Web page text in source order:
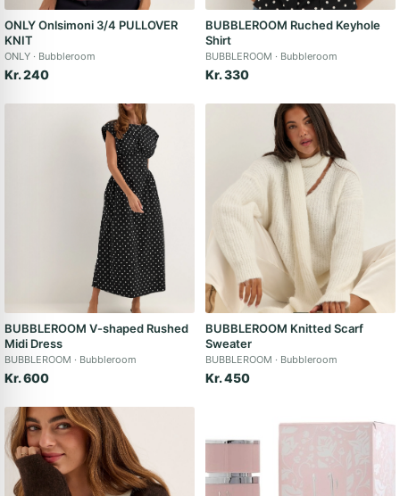
ONLY Onlsimoni 3/4 PULLOVER
KNIT
ONLY Bubbleroom
Kr. 240
BUBBLEROOM Ruched Keyhole
Shirt
BUBBLEROOM Bubbleroom
Kr. 330
BUBBLEROOM V-shaped Rushed
Midi Dress
BUBBLEROOM Bubbleroom
Kr. 600
BUBBLEROOM Knitted Scarf
Sweater
BUBBLEROOM Bubbleroom
Kr. 450